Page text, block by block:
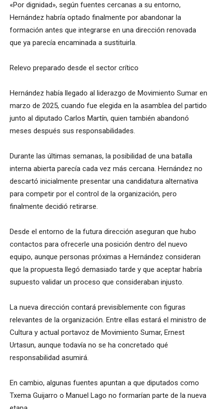
«Por dignidad», según fuentes cercanas a su entorno,
Hernández habría optado finalmente por abandonar la
formación antes que integrarse en una dirección renovada
que ya parecía encaminada a sustituirla.
Relevo preparado desde el sector crítico
Hernández había llegado al liderazgo de Movimiento Sumar en
marzo de 2025, cuando fue elegida en la asamblea del partido
junto al diputado Carlos Martín, quien también abandonó
meses después sus responsabilidades.
Durante las últimas semanas, la posibilidad de una batalla
interna abierta parecía cada vez más cercana. Hernández no
descartó inicialmente presentar una candidatura alternativa
para competir por el control de la organización, pero
finalmente decidió retirarse.
Desde el entorno de la futura dirección aseguran que hubo
contactos para ofrecerle una posición dentro del nuevo
equipo, aunque personas próximas a Hernández consideran
que la propuesta llegó demasiado tarde y que aceptar habría
supuesto validar un proceso que consideraban injusto.
La nueva dirección contará previsiblemente con figuras
relevantes de la organización. Entre ellas estará el ministro de
Cultura y actual portavoz de Movimiento Sumar, Ernest
Urtasun, aunque todavía no se ha concretado qué
responsabilidad asumirá.
En cambio, algunas fuentes apuntan a que diputados como
Txema Guijarro o Manuel Lago no formarían parte de la nueva